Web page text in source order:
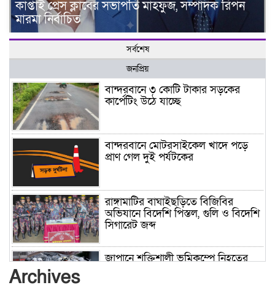
কাপ্তাই প্রেস ক্লাবের সভাপতি মাহফুজ, সম্পাদক রিপন
মারমা নির্বাচিত
সর্বশেষ
জনপ্রিয়
বান্দরবানে ৩ কোটি টাকার সড়কের
কার্পেটিং উঠে যাচ্ছে
বান্দরবানে মোটরসাইকেল খাদে পড়ে
প্রাণ গেল দুই পর্যটকের
রাঙ্গামাটির বাঘাইছড়িতে বিজিবির
অভিযানে বিদেশি পিস্তল, গুলি ও বিদেশি
সিগারেট জব্দ
জাপানে শক্তিশালী ভূমিকম্পে নিহতের
Archives